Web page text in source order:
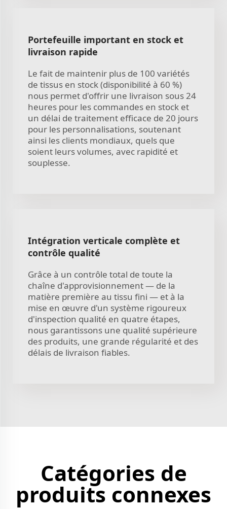
Portefeuille important en stock et
livraison rapide
Le fait de maintenir plus de 100 variétés
de tissus en stock (disponibilité à 60 %)
nous permet d'offrir une livraison sous 24
heures pour les commandes en stock et
un délai de traitement efficace de 20 jours
pour les personnalisations, soutenant
ainsi les clients mondiaux, quels que
soient leurs volumes, avec rapidité et
souplesse.
Intégration verticale complète et
contrôle qualité
Grâce à un contrôle total de toute la
chaîne d'approvisionnement — de la
matière première au tissu fini — et à la
mise en œuvre d'un système rigoureux
d'inspection qualité en quatre étapes,
nous garantissons une qualité supérieure
des produits, une grande régularité et des
délais de livraison fiables.
Catégories de
produits connexes